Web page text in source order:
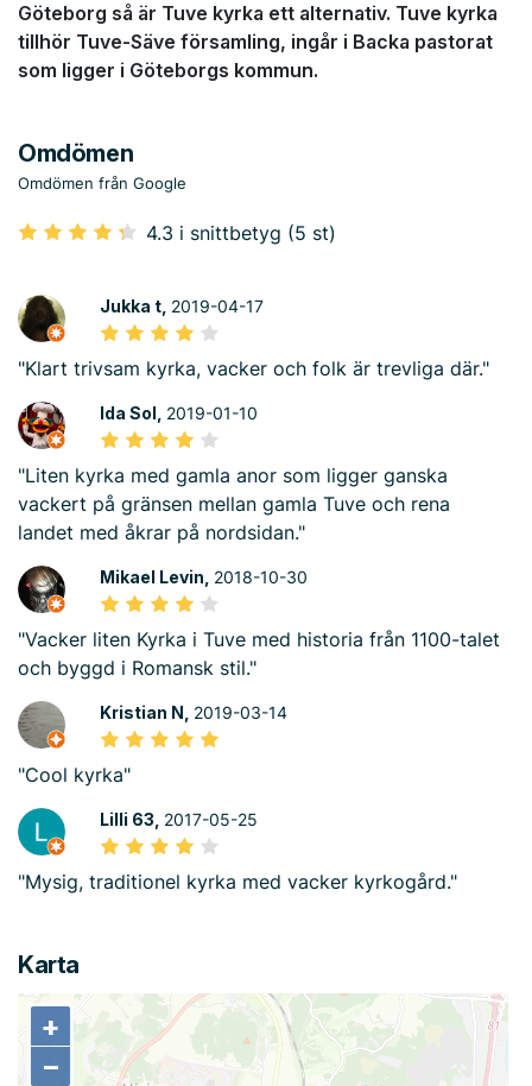
Göteborg så är Tuve kyrka ett alternativ. Tuve kyrka
tillhör Tuve-Säve församling, ingår i Backa pastorat
som ligger i Göteborgs kommun.
Omdömen
Omdömen från Google
4.3 i snittbetyg (5 st)
Jukka t, 2019-04-17
"Klart trivsam kyrka, vacker och folk är trevliga där."
Ida Sol, 2019-01-10
"Liten kyrka med gamla anor som ligger ganska
vackert på gränsen mellan gamla Tuve och rena
landet med åkrar på nordsidan."
Mikael Levin, 2018-10-30
"Vacker liten Kyrka i Tuve med historia från 1100-talet
och byggd i Romansk stil."
Kristian N, 2019-03-14
"Cool kyrka"
Lilli 63, 2017-05-25
"Mysig, traditionel kyrka med vacker kyrkogård."
Karta
+
−
+
−